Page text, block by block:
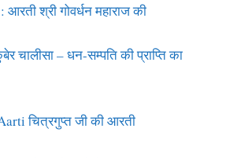
श्री गोवर्धन महाराज की
चालीसा – धन-सम्पति की प्राप्ति का
चित्रगुप्त जी की आरती